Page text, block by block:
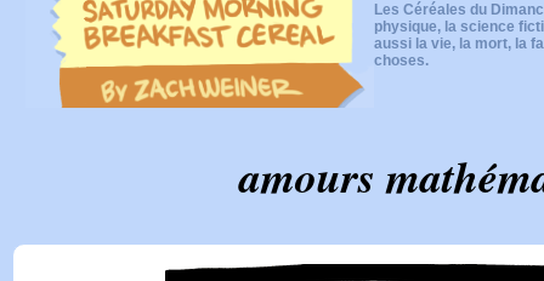
Les Céréales du
physique, la science
aussi la vie, la mort, la
choses.
amours